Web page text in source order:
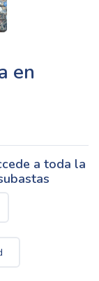
en
a toda la